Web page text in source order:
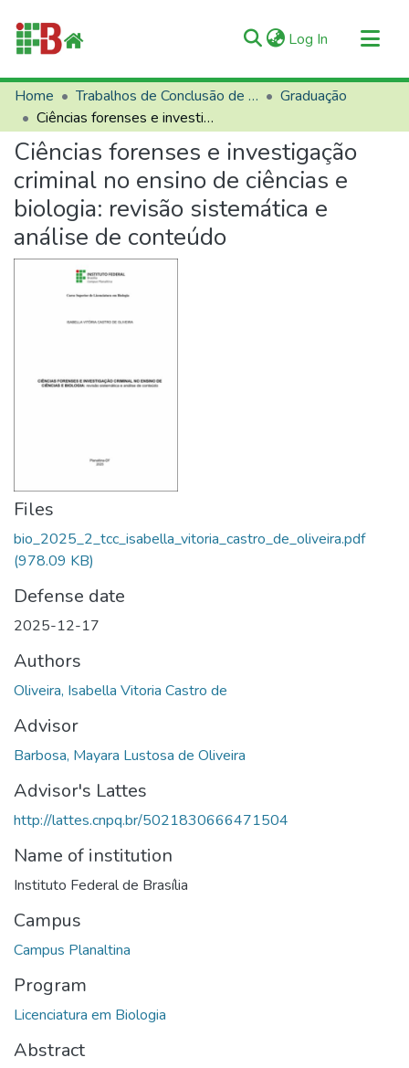
Log In (current)
Communities & Collections
All of RIIFB
Manuals and Terms
Statistics
About RIIFB
Help
Home Trabalhos de Conclusão de Curso (TCCs)
Graduação
Ciências forenses e investigação criminal no ensino de ciências e biologia: revisão sistemática e análise de conteúdo
Ciências forenses e investigação
criminal no ensino de ciências e
biologia: revisão sistemática e
análise de conteúdo
Files
bio_2025_2_tcc_isabella_vitoria_castro_de_oliveira.pdf
(978.09 KB)
Defense date
2025-12-17
Authors
Oliveira, Isabella Vitoria Castro de
Advisor
Barbosa, Mayara Lustosa de Oliveira
Advisor's Lattes
http://lattes.cnpq.br/5021830666471504
Name of institution
Instituto Federal de Brasília
Campus
Campus Planaltina
Program
Licenciatura em Biologia
Abstract